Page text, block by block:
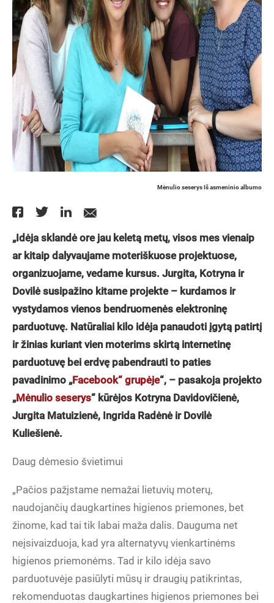
Mėnulio seserys Iš asmeninio albumo
„Idėja sklandė ore jau keletą metų, visos mes vienaip
ar kitaip dalyvaujame moteriškuose projektuose,
organizuojame, vedame kursus. Jurgita, Kotryna ir
Dovilė susipažino kitame projekte – kurdamos ir
vystydamos vienos bendruomenės elektroninę
parduotuvę. Natūraliai kilo idėja panaudoti įgytą patirtį
ir žinias kuriant vien moterims skirtą internetinę
parduotuvę bei erdvę pabendrauti to paties
pavadinimo „Facebook“ grupėje“, – pasakoja projekto
„Mėnulio seserys“ kūrėjos Kotryna Davidovičienė,
Jurgita Matuizienė, Ingrida Radėnė ir Dovilė
Kuliešienė.
Daug dėmesio švietimui
„Pačios pažįstame nemažai lietuvių moterų,
naudojančių daugkartines higienos priemones, bet
žinome, kad tai tik labai maža dalis. Dauguma net
neįsivaizduoja, kad yra alternatyvų vienkartinėms
higienos priemonėms. Tad ir kilo idėja savo
parduotuvėje pasiūlyti mūsų ir draugių patikrintas,
rekomenduotas daugkartines higienos priemones bei